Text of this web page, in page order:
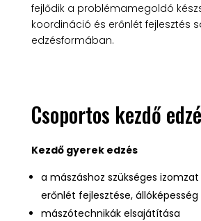
fejlődik a problémamegoldó
koordináció és erőnlét fejlesztés
edzésformában.
Csoportos kezdő
Kezdő gyerek edzés
a mászáshoz szükséges
erőnlét fejlesztése, állóképesség
mászótechnikák elsajátítása